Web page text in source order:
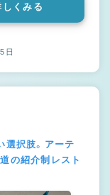
しくみる
日
選択肢。アーテ
の紹介制レスト